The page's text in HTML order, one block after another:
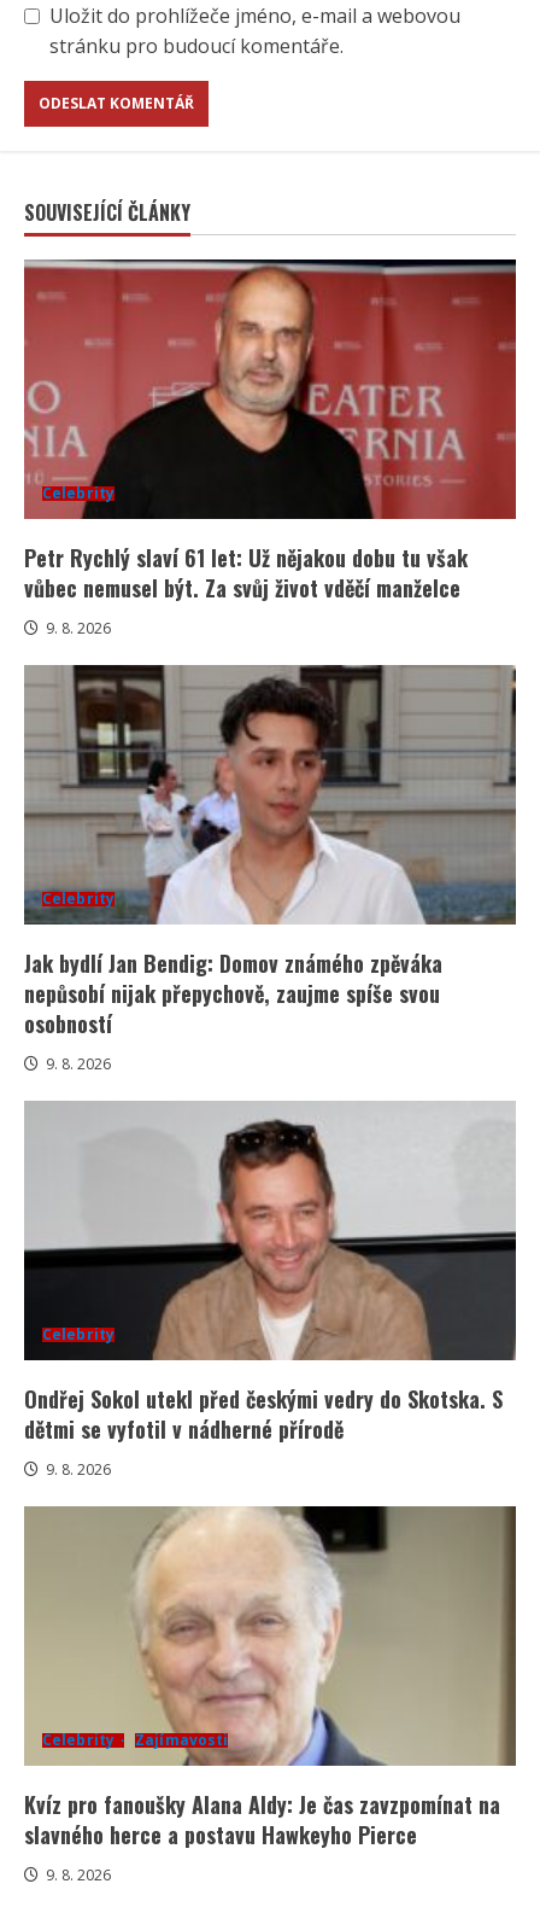
Uložit do prohlížeče jméno, e-mail a webovou
stránku pro budoucí komentáře.
SOUVISEJÍCÍ ČLÁNKY
Celebrity
Petr Rychlý slaví 61 let: Už nějakou dobu tu však
vůbec nemusel být. Za svůj život vděčí manželce
9. 8. 2026
Celebrity
Jak bydlí Jan Bendig: Domov známého zpěváka
nepůsobí nijak přepychově, zaujme spíše svou
osobností
9. 8. 2026
Celebrity
Ondřej Sokol utekl před českými vedry do Skotska. S
dětmi se vyfotil v nádherné přírodě
9. 8. 2026
Celebrity Zajímavosti
Kvíz pro fanoušky Alana Aldy: Je čas zavzpomínat na
slavného herce a postavu Hawkeyho Pierce
9. 8. 2026